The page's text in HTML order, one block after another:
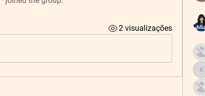
2 visualizações